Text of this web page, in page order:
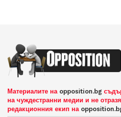
Материалите на opposition.bg
на чуждестранни медии и не
редакционния екип на